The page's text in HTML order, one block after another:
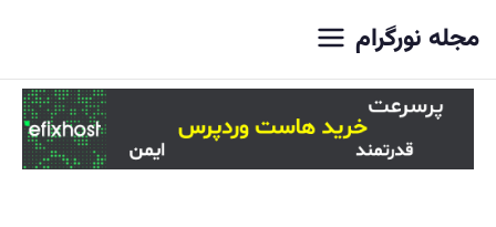
مجله نورگرام